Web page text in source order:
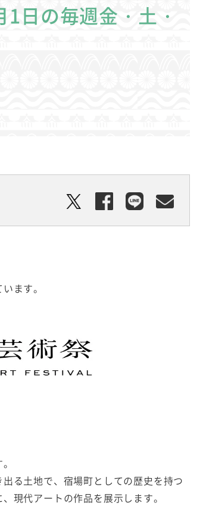
日の毎週金・土・
ます。
る土地で、宿場町としての歴史を持つ
現代アートの作品を展示します。